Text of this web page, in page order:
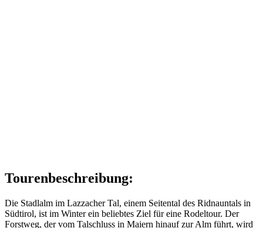
Tourenbeschreibung:
Die Stadlalm im Lazzacher Tal, einem Seitental des Ridnauntals in
Südtirol, ist im Winter ein beliebtes Ziel für eine Rodeltour. Der
Forstweg, der vom Talschluss in Maiern hinauf zur Alm führt, wird